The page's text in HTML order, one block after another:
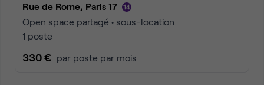
Rue de Rome, Paris 17
Open space partagé • sous-location
1 poste
330 € par poste par mois